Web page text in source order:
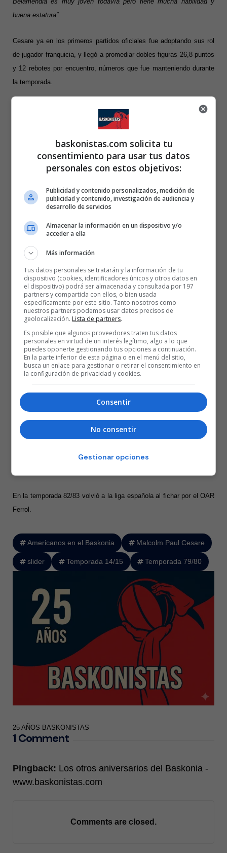
buena estatura”.
Cesare ya en los primeros partidos oficiales fue adoptando sus rol
de jugador franquicia, y llegó a promediar dobles figuras 26,8 puntos
y 12 rebotes por encuentro, números que fue manteniendo durante
la temporada.
Cesare en la Universidad de Florida
cuarto mejor anotador de la
competición con 25,7 puntos y
el cuarto mejor reboteador con
9,8 rechaces por encuentro.
fundamentales para evitar el
fue el penúltimo clasificado,
ocupando la undécima posición
con solo 5 victorias, 15 derrotas y 2 empates.
Solo el Mollet quedó por detrás del Baskonia.Fue el colista y el
único equipo en descender a segunda.
La ampliación de la competición a 14 clubes la temporada siguiente
evitó males mayores para un Baskonia al que comenzaba a flaquear
Josean Querejeta y la retirada tras esta campaña de Carlos
temporadas en el Vevey Basket donde promedió 25 puntos y 14
En la temporada 82/83 volvió a la liga española al fichar por el OAR
Ferrol.
Americanos en el Baskonia Malcolm Paul Cesare
slider Temporada 14/15 Temporada 79/80
25 AÑOS BASKONISTAS
1 Comment
Pingback: Los otros aniversarios del Baskonia -
www.baskonistas.com
Comments are closed.
baskonistas.com solicita tu
consentimiento para usar tus datos
personales con estos objetivos:
Publicidad y contenido personalizados, medición de
publicidad y contenido, investigación de audiencia y
desarrollo de servicios
Almacenar la información en un dispositivo y/o
acceder a ella
Más información
Tus datos personales se tratarán y la información de tu
dispositivo (cookies, identificadores únicos y otros datos en
el dispositivo) podrá ser almacenada y consultada por 197
partners y compartida con ellos, o bien usada
específicamente por este sitio. Tanto nosotros como
nuestros partners podemos usar datos precisos de
geolocalización. Lista de partners.
Es posible que algunos proveedores traten tus datos
personales en virtud de un interés legítimo, algo a lo que
puedes oponerte gestionando tus opciones a continuación.
En la parte inferior de esta página o en el menú del sitio,
busca un enlace para gestionar o retirar el consentimiento en
la configuración de privacidad y cookies.
Consentir
No consentir
Gestionar opciones